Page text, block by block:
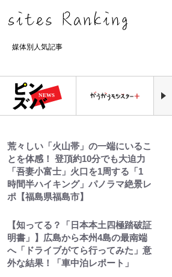
媒体別人気記事
荒々しい「火山帯」の一端にいるこ
とを体感！ 登頂約10分でも大迫力
「吾妻小富士」火口を1周する「1
時間半ハイキング」パノラマ絶景レ
ポ【福島県福島市】
【知ってる？「日本本土四極踏破証
明書」】広島から本州4島の最南端
へ「ドライブがてら行ってみた」意
外な結果！「車中泊レポート」
千葉雄大、ほっそりイケメン近影に
「顔パンパンだったのに」反響 視
聴者が想った激変の納得理由
村上佳菜子、“遠距離結婚”の夫と
「愛が足りない」不満を漏らしてい
た過去も
宮崎麗果、“10キロ減”告白後の背
公式-ヒロインが来る前に妊娠しま
した~詰んだはずの悪役令嬢です
が、どうやら違うようです~ 第1話
公式-聖女じゃないと追放されたの
を握る 第53話(1)
公式-おっさん底辺治癒士と愛娘の
辺境ライフ ~中年男が回復スキルに
｢なんじゃこりゃあああ！｣本田圭
佑の古巣ミラン、漆黒×蛍光レッド
の超絶クールな新サードユニに世界
が熱狂｢サードなのにズルい｣｢こり
ゃかっけえわ｣
｢最後の1枚…ワルぃゎ〜｣鈴木優磨
が激勝翌日に写真12枚投稿→渾身
の“煽りショット”に興奮！｢最後の
1枚までの壮大なフリ｣｢知念くんの
えびめしの流儀
オラの引越し物語 サボテン大襲撃
でっかい男になりたいゾ
「自分の絵ごと、このジャンルはそ
ろそろ終わりかな」江口寿史が炎上
を経て樋口毅宏に語ったこと
1万円超えも「納得のクオリティ」
10万針以上の密度で再現された“め
ぐみん刺繍ワークシャツ”にファン
も感動
空の轍と大地の雲と 第1回
第3回 出版までの道のり・その2
レビュー『仮面家族』悠木シュン・
著
錦織一清の写真集はなぜ私服なの
か…高級ブランドをやめ等身大の自
分を表現する現在「ちゃんとおじい
ちゃんに」
が明かす夫・片岡愛之助との関係
性…互いに一番のお客さんで刺激を
もらう存在